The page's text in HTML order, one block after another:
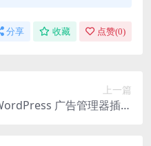
分享 收藏 点赞(0)
上一篇
广告管理器插件